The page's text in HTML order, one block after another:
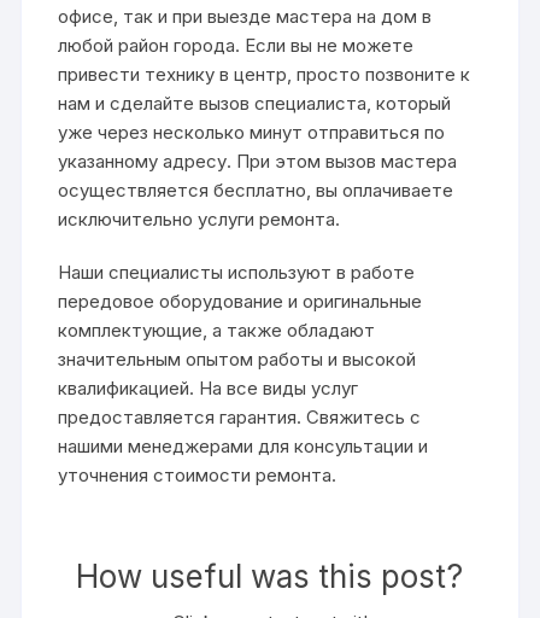
офисе, так и при выезде мастера на дом в
любой район города. Если вы не можете
привести технику в центр, просто позвоните к
нам и сделайте вызов специалиста, который
уже через несколько минут отправиться по
указанному адресу. При этом вызов мастера
осуществляется бесплатно, вы оплачиваете
исключительно услуги ремонта.
Наши специалисты используют в работе
передовое оборудование и оригинальные
комплектующие, а также обладают
значительным опытом работы и высокой
квалификацией. На все виды услуг
предоставляется гарантия. Свяжитесь с
нашими менеджерами для консультации и
уточнения стоимости ремонта.
How useful was this post?